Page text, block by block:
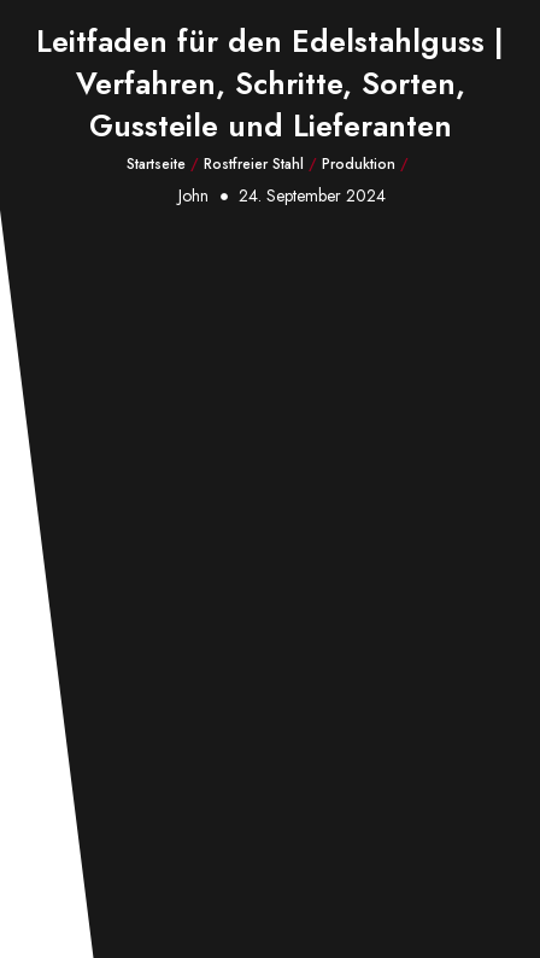
Leitfaden für den Edelstahlguss |
Verfahren, Schritte, Sorten,
Gussteile und Lieferanten
Startseite / Rostfreier Stahl / Produktion /
John 24. September 2024